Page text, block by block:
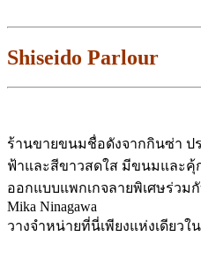
Shiseido Parlour
ร้านขายขนมชื่อดังจากกินซ่า ป
ฟ้าและสีขาวสดใส มีขนมและคุ้
ออกแบบแพกเกจลายพิเศษร่วม
Mika Ninagawa
วางจำหน่ายที่นี่เพียงแห่งเดียวใ